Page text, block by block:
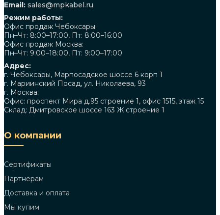
Email: sales@mpkabel.ru
Режим работы:
Офис продаж Чебоксары:
Пн–Чт: 8:00–17:00, Пт: 8:00–16:00
Офис продаж Москва:
Пн–Чт: 9:00–18:00, Пт: 9:00–17:00
Адрес:
г. Чебоксары, Марпосадское шоссе 6 корп 1
г. Мариинский Посад, ул. Николаева, 93
г. Москва:
Офис: проспект Мира д.95 строение 1, офис 1515, этаж 15
Склад: Дмитровское шоссе 163 Ж строение 1
О компании
Сертификаты
Партнерам
Доставка и оплата
Мы купим